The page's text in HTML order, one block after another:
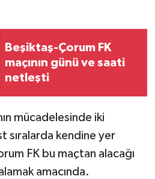
Beşiktaş-Çorum FK
maçının günü ve saati
netleşti
mücadelesinde iki
sıralarda kendine yer
FK bu maçtan alacağı
amacında.